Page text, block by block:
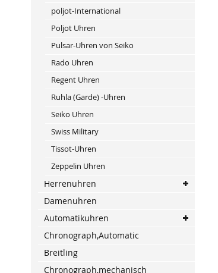
poljot-International
Poljot Uhren
Pulsar-Uhren von Seiko
Rado Uhren
Regent Uhren
Ruhla (Garde) -Uhren
Seiko Uhren
Swiss Military
Tissot-Uhren
Zeppelin Uhren
Herrenuhren
Damenuhren
Automatikuhren
Chronograph,Automatic
Breitling
Chronograph,mechanisch